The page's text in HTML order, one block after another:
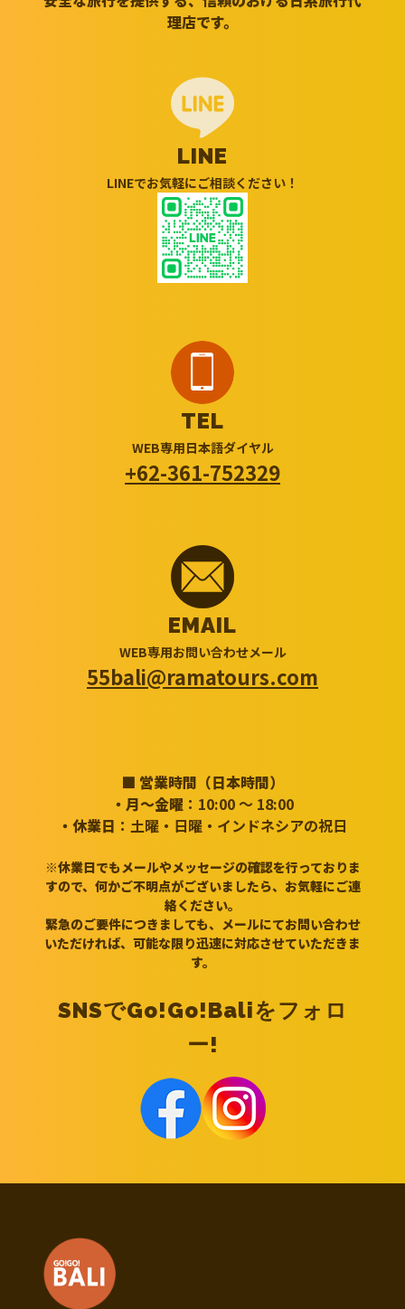
理店です。
LINE
LINEでお気軽にご相談ください！
TEL
WEB専用日本語ダイヤル
+62-361-752329
EMAIL
WEB専用お問い合わせメール
55bali@ramatours.com
■ 営業時間（日本時間）
・月～金曜 ：10:00 ～ 18:00
・休業日 ：土曜・日曜・インドネシアの祝日
※休業日でもメールやメッセージの確認を行っておりま
すので、何かご不明点がございましたら、お気軽にご連
絡ください。
緊急のご要件につきましても、メールにてお問い合わせ
いただければ、可能な限り迅速に対応させていただきま
す。
SNSでGo!Go!Baliをフォロ
ー!